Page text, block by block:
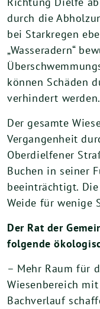
durch die
bei Starkregen
„Wasseradern“
können Schäden
verhindert werden.
Der gesamte
Vergangenheit
Oberdielfener
Buchen in seiner
beeinträchtigt.
Weide für wenige
Der Rat der
folgende
– Mehr Raum für
Wiesenbereich
Bachverlauf